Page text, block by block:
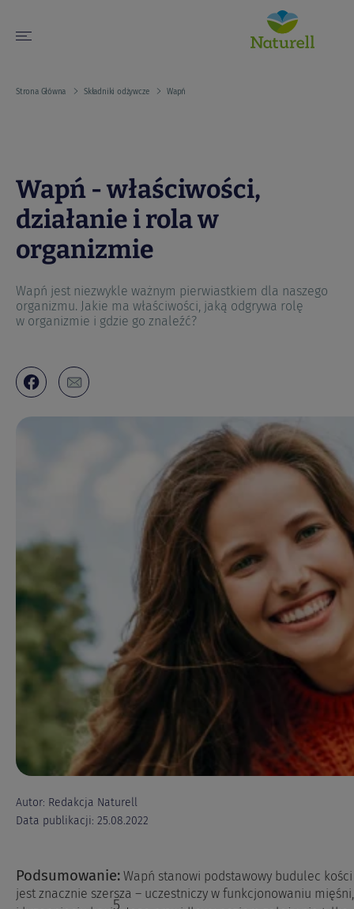
Strona Główna Składniki odżywcze Wapń
Wapń - właściwości,
działanie i rola w
organizmie
Wapń jest niezwykle ważnym pierwiastkiem dla naszego
organizmu. Jakie ma właściwości, jaką odgrywa rolę
w organizmie i gdzie go znaleźć?
Autor: Redakcja Naturell
Data publikacji: 25.08.2022
Podsumowanie: Wapń stanowi podstawowy budulec
jest znacznie szersza – uczestniczy w funkcjonowaniu
5